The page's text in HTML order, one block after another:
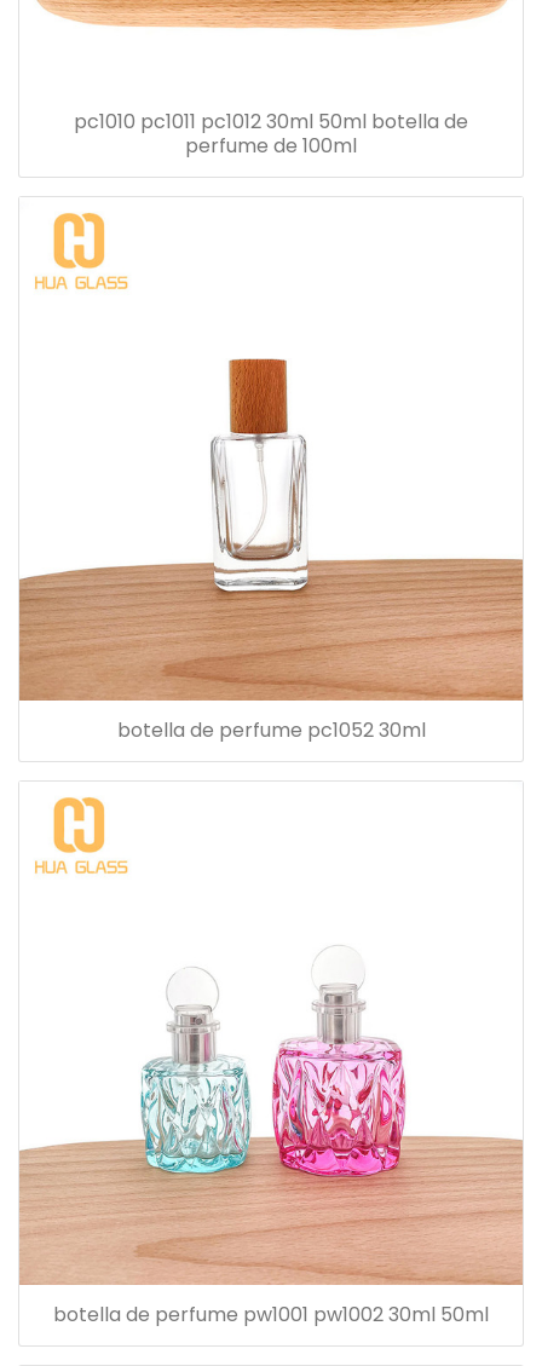
pc1010 pc1011 pc1012 30ml 50ml botella de
perfume de 100ml
botella de perfume pc1052 30ml
botella de perfume pw1001 pw1002 30ml 50ml